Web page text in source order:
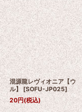
混源龍レヴィオニア【ウ
ル】 [SOFU-JP025]
20円(税込)